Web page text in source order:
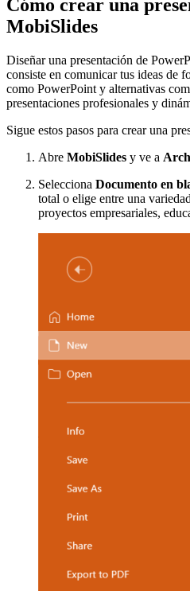
Cómo crear una
MobiSlides
Diseñar una presentación de
consiste en comunicar tus ideas de
como PowerPoint y alternativas
presentaciones profesionales y
Sigue estos pasos para crear una
Abre MobiSlides y ve a
Selecciona Documento en
total o elige entre una
proyectos empresariales,